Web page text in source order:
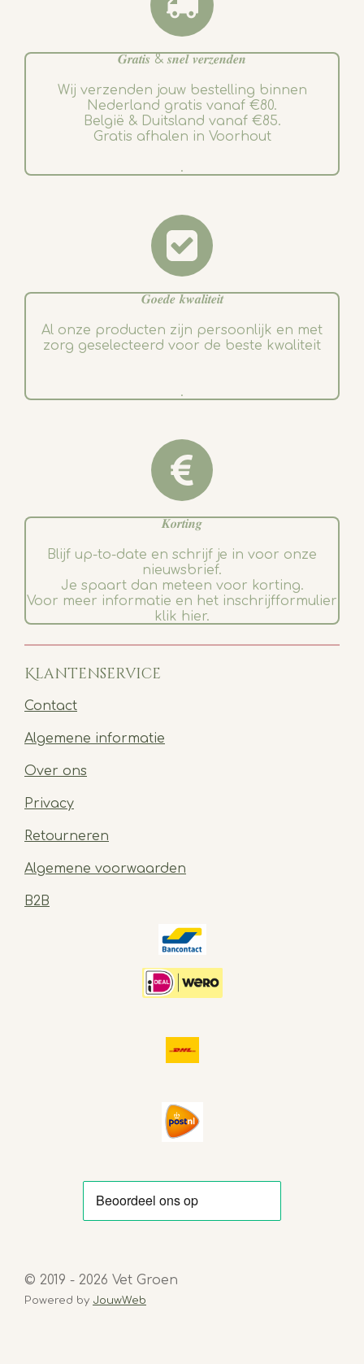
𝑮𝒓𝒂𝒕𝒊𝒔 & 𝒔𝒏𝒆𝒍 𝒗𝒆𝒓𝒛𝒆𝒏𝒅𝒆𝒏
Wij verzenden jouw bestelling binnen
Nederland gratis vanaf €80.
België & Duitsland vanaf €85.
Gratis afhalen in Voorhout
.
𝑮𝒐𝒆𝒅𝒆 𝒌𝒘𝒂𝒍𝒊𝒕𝒆𝒊𝒕
Al onze producten zijn persoonlijk en met
zorg geselecteerd voor de beste kwaliteit
.
𝑲𝒐𝒓𝒕𝒊𝒏𝒈
Blijf up-to-date en schrijf je in voor onze
nieuwsbrief.
Je spaart dan meteen voor korting.
Voor meer informatie en het inschrijfformulier
klik hier.
Klantenservice
Contact
Algemene informatie
Over ons
Privacy
Retourneren
Algemene voorwaarden
B2B
© 2019 - 2026 Vet Groen
Powered by JouwWeb